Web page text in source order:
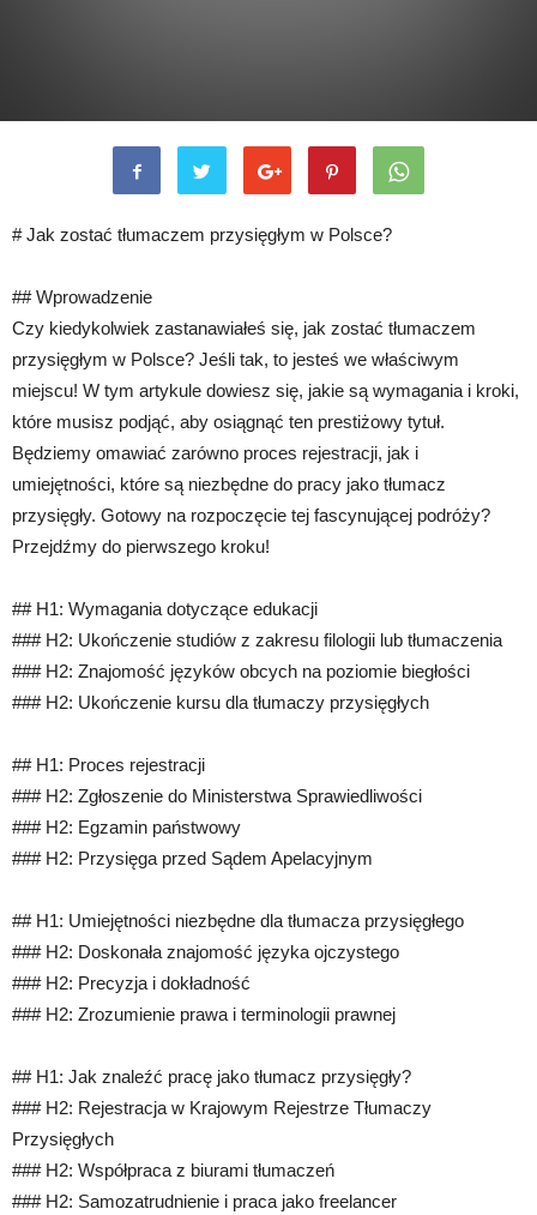
# Jak zostać tłumaczem przysięgłym w Polsce?
## Wprowadzenie
Czy kiedykolwiek zastanawiałeś się, jak zostać tłumaczem
przysięgłym w Polsce? Jeśli tak, to jesteś we właściwym
miejscu! W tym artykule dowiesz się, jakie są wymagania i kroki,
które musisz podjąć, aby osiągnąć ten prestiżowy tytuł.
Będziemy omawiać zarówno proces rejestracji, jak i
umiejętności, które są niezbędne do pracy jako tłumacz
przysięgły. Gotowy na rozpoczęcie tej fascynującej podróży?
Przejdźmy do pierwszego kroku!
## H1: Wymagania dotyczące edukacji
### H2: Ukończenie studiów z zakresu filologii lub tłumaczenia
### H2: Znajomość języków obcych na poziomie biegłości
### H2: Ukończenie kursu dla tłumaczy przysięgłych
## H1: Proces rejestracji
### H2: Zgłoszenie do Ministerstwa Sprawiedliwości
### H2: Egzamin państwowy
### H2: Przysięga przed Sądem Apelacyjnym
## H1: Umiejętności niezbędne dla tłumacza przysięgłego
### H2: Doskonała znajomość języka ojczystego
### H2: Precyzja i dokładność
### H2: Zrozumienie prawa i terminologii prawnej
## H1: Jak znaleźć pracę jako tłumacz przysięgły?
### H2: Rejestracja w Krajowym Rejestrze Tłumaczy
Przysięgłych
### H2: Współpraca z biurami tłumaczeń
### H2: Samozatrudnienie i praca jako freelancer